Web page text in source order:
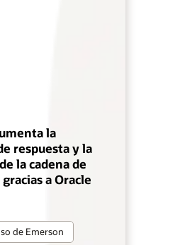
la
respuesta y la
la cadena de
a Oracle
de Emerson